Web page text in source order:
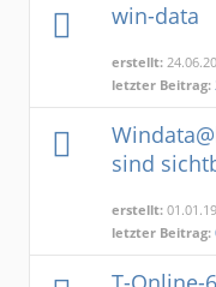
win-data
erstellt:
letzter Beitrag:
sind
erstellt:
letzter Beitrag: